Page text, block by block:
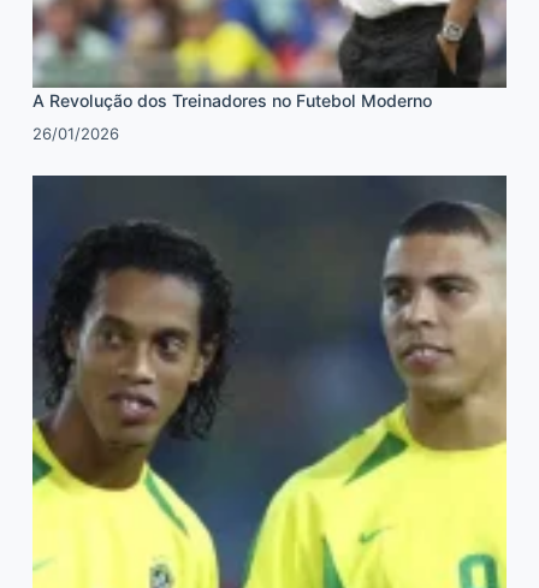
A Revolução dos Treinadores no Futebol Moderno
26/01/2026